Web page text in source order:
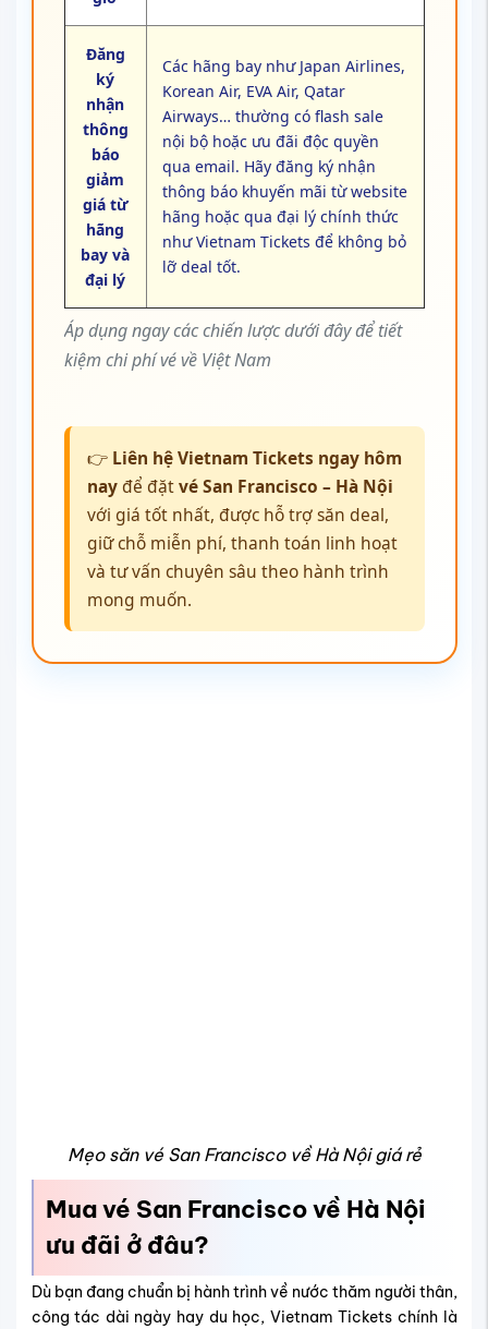
Áp dụng ngay các chiến lược dưới đây để tiết
kiệm chi phí vé về Việt Nam
Đăng
ký
nhận
thông
báo
giảm
giá từ
hãng
bay và
đại lý
Các hãng bay như Japan Airlines,
Korean Air, EVA Air, Qatar
Airways… thường có flash sale
nội bộ hoặc ưu đãi độc quyền
qua email. Hãy đăng ký nhận
thông báo khuyến mãi từ website
hãng hoặc qua đại lý chính thức
như Vietnam Tickets để không bỏ
lỡ deal tốt.
👉 Liên hệ Vietnam Tickets ngay hôm
nayđể đặtvé San Francisco – Hà Nội
với giá tốt nhất, được hỗ trợ săn deal,
giữ chỗ miễn phí, thanh toán linh hoạt
và tư vấn chuyên sâu theo hành trình
mong muốn.
Mẹo săn vé San Francisco về Hà Nội giá rẻ
Mua vé San Francisco về Hà Nội
ưu đãi ở đâu?
Dù bạn đang chuẩn bị hành trình về nước thăm người thân,
công tác dài ngày hay du học, Vietnam Tickets chính là